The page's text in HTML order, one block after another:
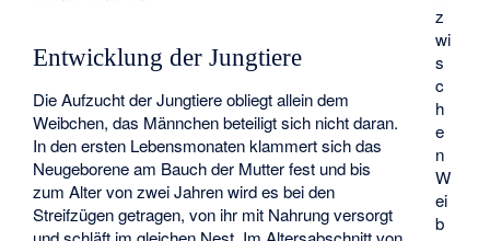
z
wi
s
c
h
e
n
W
ei
b
Entwicklung der Jungtiere
Die Aufzucht der Jungtiere obliegt allein dem
Weibchen, das Männchen beteiligt sich nicht daran.
In den ersten Lebensmonaten klammert sich das
Neugeborene am Bauch der Mutter fest und bis
zum Alter von zwei Jahren wird es bei den
Streifzügen getragen, von ihr mit Nahrung versorgt